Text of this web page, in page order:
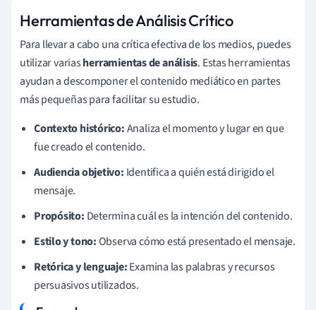
Herramientas de Análisis Crítico
Para llevar a cabo una crítica efectiva de los medios, puedes
utilizar variasherramientas de análisis. Estas herramientas
ayudan a descomponer el contenido mediático en partes
más pequeñas para facilitar su estudio.
Contexto histórico:Analiza el momento y lugar en que
fue creado el contenido.
Audiencia objetivo: Identifica a quién está dirigido el
mensaje.
Propósito: Determina cuál es la intención del contenido.
Estilo y tono:Observa cómo está presentado el mensaje.
Retórica y lenguaje:Examina las palabras y recursos
persuasivos utilizados.